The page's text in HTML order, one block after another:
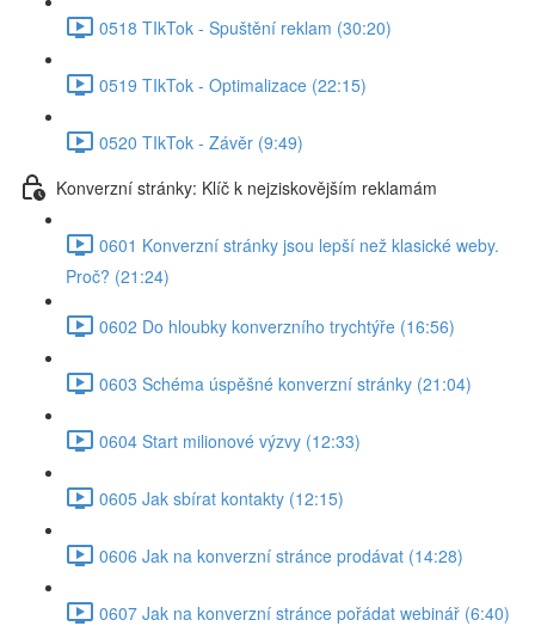
0518 TIkTok - Spuštění reklam (30:20)
0519 TIkTok - Optimalizace (22:15)
0520 TIkTok - Závěr (9:49)
Konverzní stránky: Klíč k nejziskovějším reklamám
0601 Konverzní stránky jsou lepší než klasické weby.
Proč? (21:24)
0602 Do hloubky konverzního trychtýře (16:56)
0603 Schéma úspěšné konverzní stránky (21:04)
0604 Start milionové výzvy (12:33)
0605 Jak sbírat kontakty (12:15)
0606 Jak na konverzní stránce prodávat (14:28)
0607 Jak na konverzní stránce pořádat webinář (6:40)